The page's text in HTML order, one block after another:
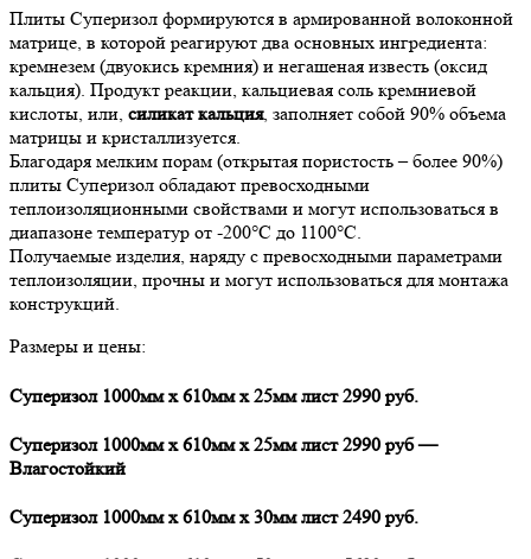
Плиты Суперизол формируются в армированной волоконной
матрице, в которой реагируют два основных ингредиента:
кремнезем (двуокись кремния) и негашеная известь (оксид
кальция). Продукт реакции, кальциевая соль кремниевой
кислоты, или, силикат кальция, заполняет собой 90% объема
матрицы и кристаллизуется.
Благодаря мелким порам (открытая пористость – более 90%)
плиты Суперизол обладают превосходными
теплоизоляционными свойствами и могут использоваться в
диапазоне температур от -200°C до 1100°C.
Получаемые изделия, наряду с превосходными параметрами
теплоизоляции, прочны и могут использоваться для монтажа
конструкций.
Размеры и цены:
Суперизол 1000мм х 610мм х 25мм лист 2990 руб.
Суперизол 1000мм х 610мм х 25мм лист 2990 руб —
Влагостойкий
Суперизол 1000мм х 610мм х 30мм лист 2490 руб.